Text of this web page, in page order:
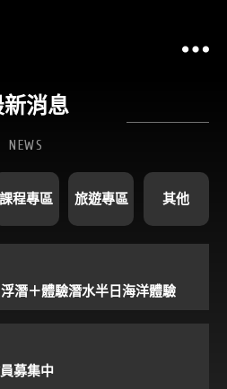
新消息
NEWS
課程專區 旅遊專區 其他
潛＋體驗潛水半日海洋體驗
募集中